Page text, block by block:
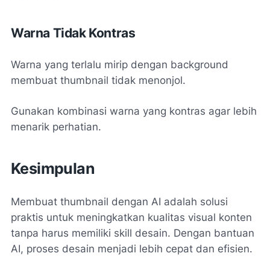
Warna Tidak Kontras
Warna yang terlalu mirip dengan background
membuat thumbnail tidak menonjol.
Gunakan kombinasi warna yang kontras agar lebih
menarik perhatian.
Kesimpulan
Membuat thumbnail dengan AI adalah solusi
praktis untuk meningkatkan kualitas visual konten
tanpa harus memiliki skill desain. Dengan bantuan
AI, proses desain menjadi lebih cepat dan efisien.